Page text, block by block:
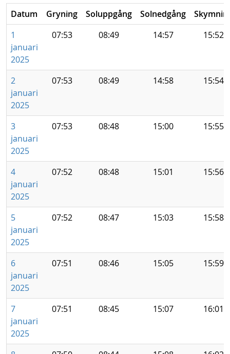
Datum Gryning Soluppgång Solnedgång
1
januari
2025
07:53 08:49 14:57 15:52
2
januari
2025
07:53 08:49 14:58 15:54
3
januari
2025
07:53 08:48 15:00 15:55
4
januari
2025
07:52 08:48 15:01 15:56
5
januari
2025
07:52 08:47 15:03 15:58
6
januari
2025
07:51 08:46 15:05 15:59
7
januari
2025
07:51 08:45 15:07 16:01